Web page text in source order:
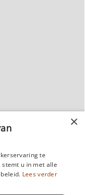
te
u in met alle
Lees verder